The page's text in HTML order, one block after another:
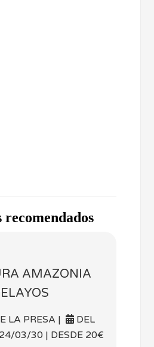
recomendados
AMAZONIA
LA PRESA |
DEL
03/30 | DESDE 20€